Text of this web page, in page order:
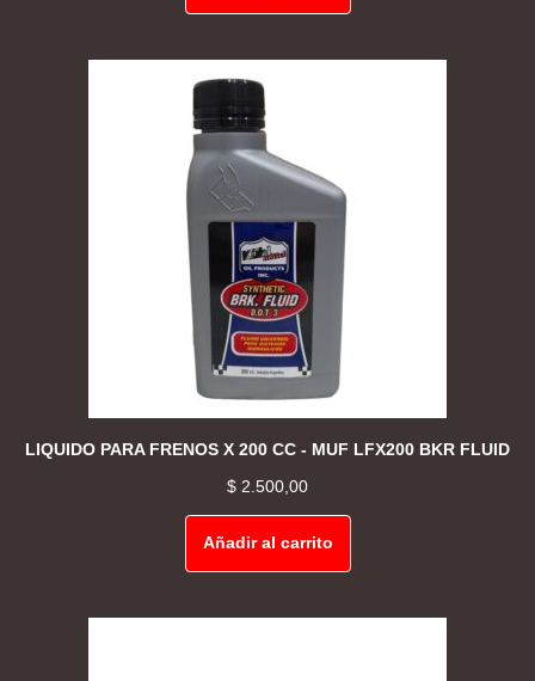
LIQUIDO PARA FRENOS X 200 CC - MUF LFX200 BKR FLUID
$ 2.500,00
Añadir al carrito